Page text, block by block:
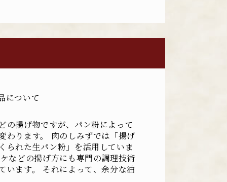
について
の揚げ物ですが、パン粉によって
わります。 肉のしみずでは「揚げ
られた生パン粉」を活用していま
などの揚げ方にも専門の調理技術
います。 それによって、余分な油